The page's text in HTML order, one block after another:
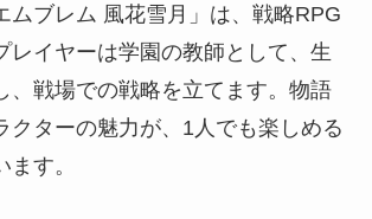
ムブレム 風花雪月」は、戦略RPG
レイヤーは学園の教師として、生
、戦場での戦略を立てます。物語
クターの魅力が、1人でも楽しめる
す。